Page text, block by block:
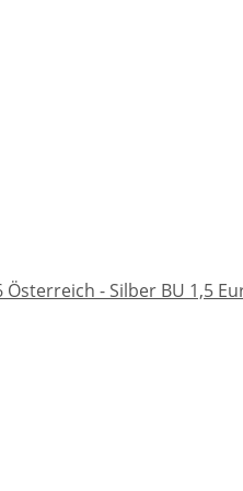
- Silber BU 1,5